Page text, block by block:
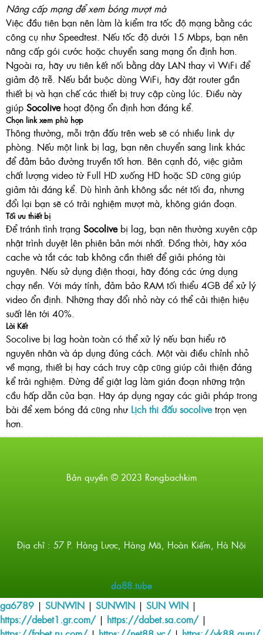
Nâng cấp mạng để xem bóng mượt mà
Việc đầu tiên bạn nên làm là kiểm tra tốc độ mạng bằng các
công cụ như Speedtest. Nếu tốc độ dưới 15 Mbps, bạn nên
nâng cấp gói cước hoặc chuyển sang mạng ổn định hơn.
Ngoài ra, hãy ưu tiên kết nối bằng dây LAN thay vì WiFi để
giảm độ trễ. Nếu bắt buộc dùng WiFi, hãy đặt router gần
thiết bị và hạn chế các thiết bị truy cập cùng lúc. Điều này
giúp Socolivehoạt động ổn định hơn đáng kể.
Chọn link xem phù hợp
Thông thường, mỗi trận đấu trên web sẽ có nhiều link dự
phòng. Nếu một link bị lag, bạn nên chuyển sang link khác
để đảm bảo đường truyền tốt hơn. Bên cạnh đó, việc giảm
chất lượng video từ Full HD xuống HD hoặc SD cũng giúp
giảm tải đáng kể. Dù hình ảnh không sắc nét tối đa, nhưng
đổi lại bạn sẽ có trải nghiệm mượt mà, không gián đoạn.
Tối ưu thiết bị
Để tránh tình trạng Socolivebị lag, bạn nên thường xuyên cập
nhật trình duyệt lên phiên bản mới nhất. Đồng thời, hãy xóa
cache và tắt các tab không cần thiết để giải phóng tài
nguyên. Nếu sử dụng điện thoại, hãy đóng các ứng dụng
chạy nền. Với máy tính, đảm bảo RAM tối thiểu 4GB để xử lý
video ổn định. Những thay đổi nhỏ này có thể cải thiện hiệu
suất lên tới 40%.
Lời Kết
Socolive bị lag hoàn toàn có thể xử lý nếu bạn hiểu rõ
nguyên nhân và áp dụng đúng cách. Một vài điều chỉnh nhỏ
về mạng, thiết bị hay cách truy cập cũng giúp cải thiện đáng
kể trải nghiệm. Đừng để giật lag làm gián đoạn những trận
cầu hấp dẫn của bạn. Hãy áp dụng ngay các giải pháp trong
bài để xem bóng đá cũng như Lịch thi đấu socolivetrọn vẹn
hơn.
Bản quyền © 2023 Rongbachkim
Địa chỉ : 57 P. Hàng Lược, Hàng Mã, Hoàn Kiếm, Hà Nội
da88.tube
ga6789 | SUNWIN | SUNWIN | SUN WIN |
https://debet1.gr.com/| https://dabet.sa.com/|